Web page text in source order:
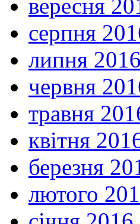
вересня
серпня
липня
червня
травня
квітня
березня
лютого